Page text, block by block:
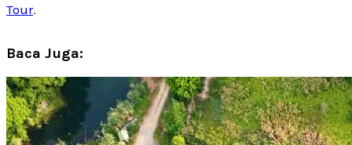
Tour.
Baca Juga: